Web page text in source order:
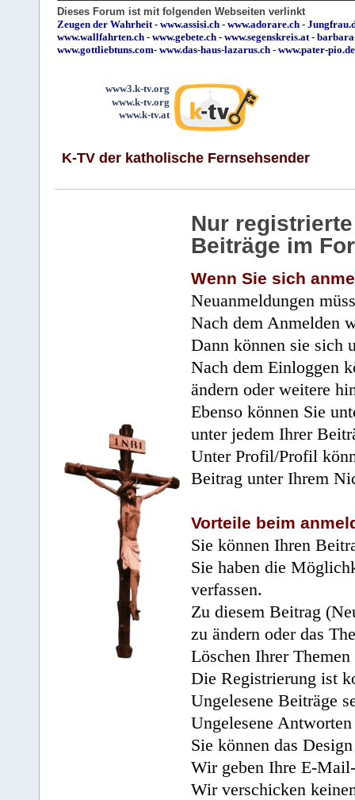
Dieses Forum ist mit folgenden Webseiten verlinkt
Zeugen der Wahrheit - www.assisi.ch - www.adorare.ch -
www.wallfahrten.ch - www.gebete.ch - www.segenskreis.at -
www.gottliebtuns.com- www.das-haus-lazarus.ch - www.pater-pio.de
www3.k-tv.org
www.k-tv.org
www.k-tv.at
K-TV der katholische Fernsehsender
Nur
Beiträge im
Wenn Sie sich
Neuanmeldungen
Nach dem Anmelden
Dann können sie sich
Nach dem Einloggen
ändern oder weitere
Ebenso können Sie
unter jedem Ihrer
Unter Profil/Profil
Beitrag unter Ihrem
Vorteile beim
Sie können Ihren
Sie haben die
verfassen.
Zu diesem Beitrag
zu ändern oder das
Löschen Ihrer
Die Registrierung ist
Ungelesene Beiträge
Ungelesene
Sie können das
Wir geben Ihre E-
Wir verschicken